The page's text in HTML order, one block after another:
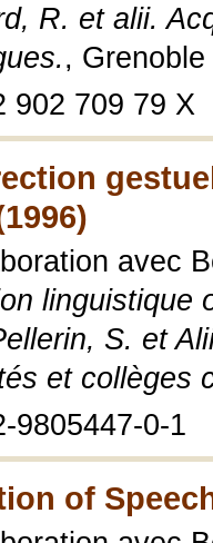
R. et alii.
,
902 709 79 X
avec
linguistique
S. et
et collèges
9805447-0-1
of